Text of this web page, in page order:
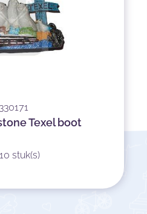
Texel boot
stuk(s)